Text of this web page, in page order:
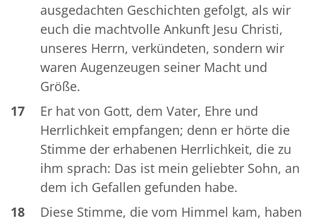
ausgedachten Geschichten gefolgt, als wir
euch die machtvolle Ankunft Jesu Christi,
unseres Herrn, verkündeten, sondern wir
waren Augenzeugen seiner Macht und
Größe.
17
Er hat von Gott, dem Vater, Ehre und
Herrlichkeit empfangen; denn er hörte die
Stimme der erhabenen Herrlichkeit, die zu
ihm sprach: Das ist mein geliebter Sohn, an
dem ich Gefallen gefunden habe.
18
Diese Stimme, die vom Himmel kam, haben